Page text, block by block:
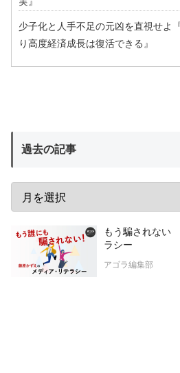
少子化と人手不足の元凶を直視せよ
り高度経済成長は復活できる』
過去の記事
もう騙されない
ラシー
アゴラ編集部